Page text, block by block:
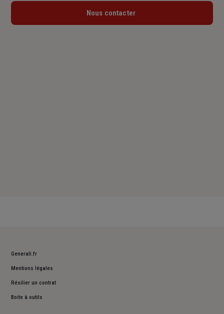
Lundi : 09h – 12h / 13h30 – 17h30
Nous contacter
Generali.fr
Mentions légales
Résilier un contrat
Boite à outils